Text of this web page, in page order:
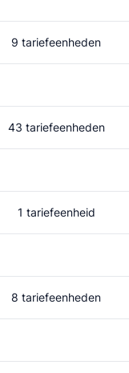
9 tariefeenheden
43 tariefeenheden
1 tariefeenheid
8 tariefeenheden